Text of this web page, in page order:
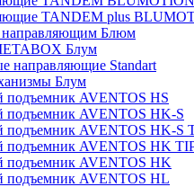
TANDEM plus
направляющим Блюм
Блум
направляющие Standart
Блум
подъемник AVENTOS HS
подъемник AVENTOS HK-S
подъемник AVENTOS HK-S
подъемник AVENTOS HK
подъемник AVENTOS HK
подъемник AVENTOS HL